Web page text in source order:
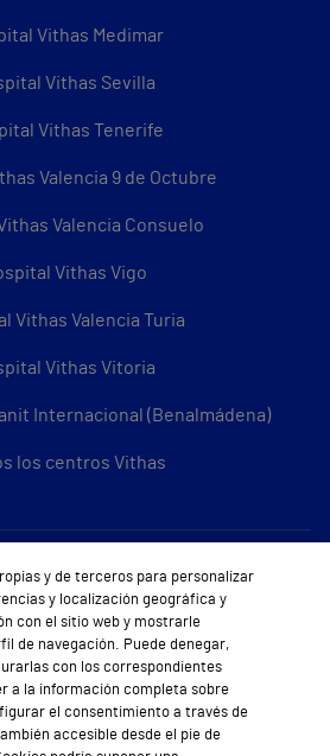
Vithas Medimar
Vithas Sevilla
Vithas Tenerife
Valencia 9 de Octubre
Valencia Consuelo
Vithas Vigo
Vithas Valencia Turia
Vithas Vitoria
Internacional (Benalmádena)
los centros Vithas
Sobre Vithas
Quiénes somos
en Vithas
Cita Médica
y de terceros para personalizar
y localización geográfica y
con el sitio web y mostrarle
de navegación. Puede denegar,
con los correspondientes
a la información completa sobre
el consentimiento a través de
accesible desde el pie de